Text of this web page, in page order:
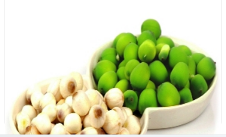
Tiểu hồi (Cumin seeds)